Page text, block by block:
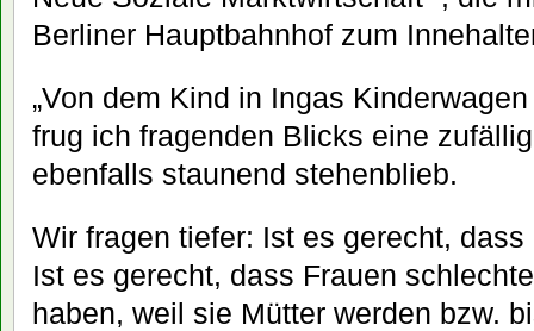
Berliner Hauptbahnhof zum
„Von dem Kind in Ingas
frug ich fragenden Blicks eine
ebenfalls staunend stehenblieb.
Wir fragen tiefer: Ist es gerecht,
Ist es gerecht, dass Frauen
haben, weil sie Mütter werden bzw.